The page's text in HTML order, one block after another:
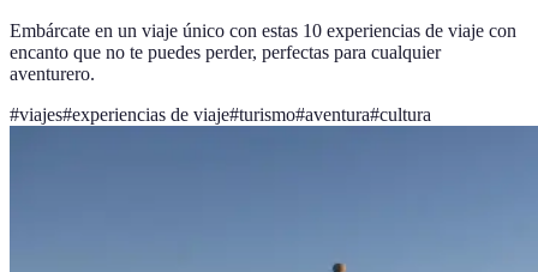
Embárcate en un viaje único con estas 10 experiencias de viaje con
encanto que no te puedes perder, perfectas para cualquier
aventurero.
#viajes#experiencias de viaje#turismo#aventura#cultura